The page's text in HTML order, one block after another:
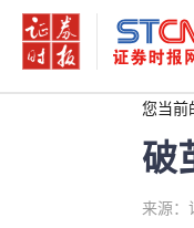
您当前
破
来源：